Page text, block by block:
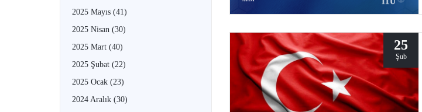
2025 Mayıs (41)
2025 Nisan (30)
2025 Mart (40)
2025 Şubat (22)
2025 Ocak (23)
2024 Aralık (30)
25
Şub